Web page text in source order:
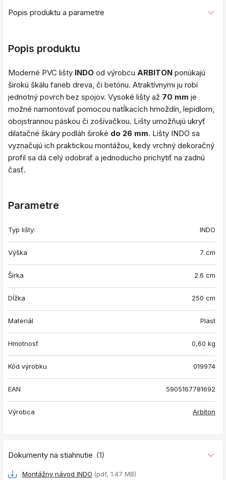
Popis produktu a parametre
Popis produktu
Moderné PVC lišty INDO od výrobcu ARBITON ponúkajú
širokú škálu farieb dreva, či betónu. Atraktívnymi ju robí
jednotný povrch bez spojov. Vysoké lišty až 70 mm je
možné namontovať pomocou natĺkacích hmoždín, lepidlom,
obojstrannou páskou či zošívačkou. Lišty umožňujú ukryť
dilatačné škáry podláh široké do 26 mm. Lišty INDO sa
vyznačujú ich praktickou montážou, kedy vrchný dekoračný
profil sa dá celý odobrať a jednoducho prichytiť na zadnú
časť.
Parametre
Typ lišty: INDO
Výška 7 cm
Šírka 2.6 cm
Dĺžka 250 cm
Materiál Plast
Hmotnosť 0,60 kg
Kód výrobku 019974
EAN 5905167781692
Výrobca Arbiton
Dokumenty na stiahnutie (1)
Montážny návod INDO (pdf, 1.47 MB)